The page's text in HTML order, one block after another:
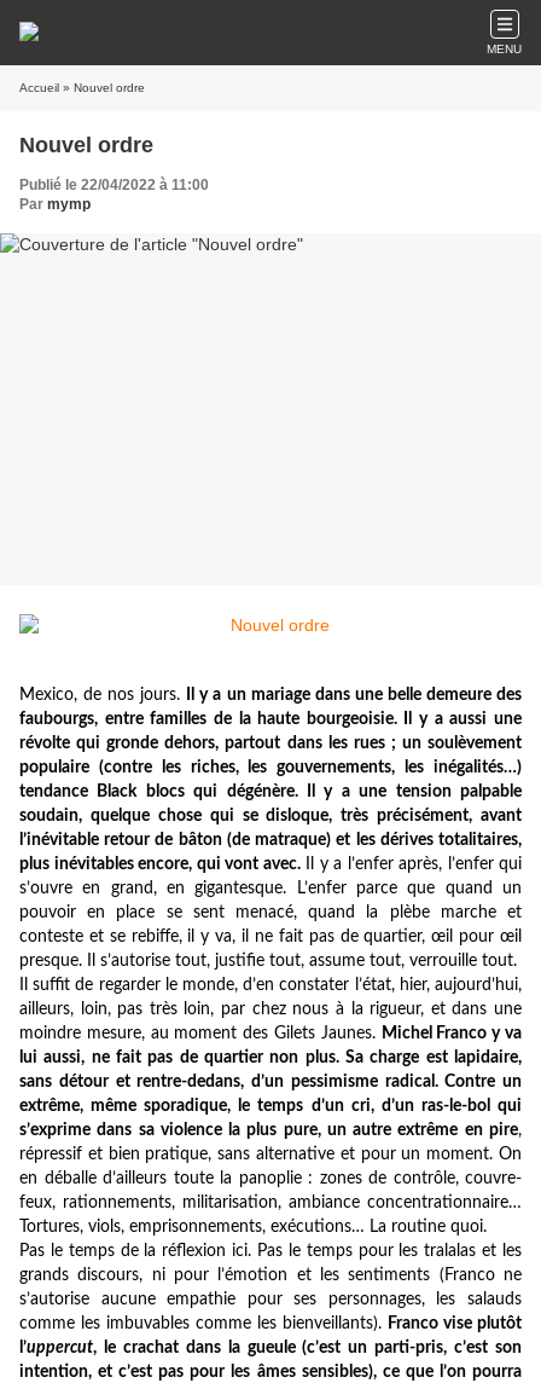
MENU
Accueil » Nouvel ordre
Nouvel ordre
Publié le 22/04/2022 à 11:00
Par mymp
Mexico, de nos jours.
Il y a un mariage dans une belle demeure des
faubourgs, entre familles de la haute bourgeoisie. Il y a aussi une
révolte qui gronde dehors, partout dans les rues ; un soulèvement
populaire (contre les riches, les gouvernements, les inégalités…)
tendance Black blocs qui dégénère. Il y a une tension palpable
soudain, quelque chose qui se disloque, très précisément, avant
l’inévitable retour de bâton (de matraque) et les dérives totalitaires,
plus inévitables encore, qui vont avec.Il y a l’enfer après, l’enfer qui
s’ouvre en grand, en gigantesque. L’enfer parce que quand un
pouvoir en place se sent menacé, quand la plèbe marche et
conteste et se rebiffe, il y va, il ne fait pas de quartier, œil pour œil
presque. Il s’autorise tout, justifie tout, assume tout, verrouille tout.
Il suffit de regarder le monde, d’en constater l’état, hier, aujourd’hui,
ailleurs, loin, pas très loin, par chez nous à la rigueur, et dans une
moindre mesure, au moment des Gilets Jaunes. Michel Franco y va
lui aussi, ne fait pas de quartier non plus. Sa charge est lapidaire,
sans détour et rentre-dedans, d’un pessimisme radical. Contre un
extrême, même sporadique, le temps d’un cri, d’un ras-le-bol qui
s’exprime dans sa violence la plus pure, un autre extrême en pire,
répressif et bien pratique, sans alternative et pour un moment. On
en déballe d’ailleurs toute la panoplie : zones de contrôle, couvre-
feux, rationnements, militarisation, ambiance concentrationnaire…
Tortures, viols, emprisonnements, exécutions… La routine quoi.
Pas le temps de la réflexion ici. Pas le temps pour les tralalas et les
grands discours, ni pour l’émotion et les sentiments (Franco ne
s’autorise aucune empathie pour ses personnages, les salauds
comme les imbuvables comme les bienveillants). Franco vise plutôt
l’uppercut, le crachat dans la gueule (c’est un parti-pris, c’est son
intention, et c’est pas pour les âmes sensibles), ce que l’on pourra